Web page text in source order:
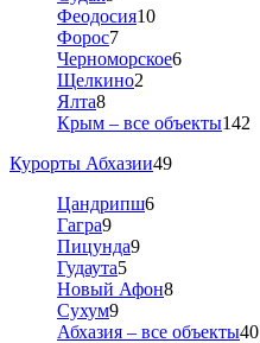
Феодосия10
Форос7
Черноморское6
Щелкино2
Ялта8
Крым – все объекты142
Курорты Абхазии49
Цандрипш6
Гагра9
Пицунда9
Гудаута5
Новый Афон8
Сухум9
Абхазия – все объекты40